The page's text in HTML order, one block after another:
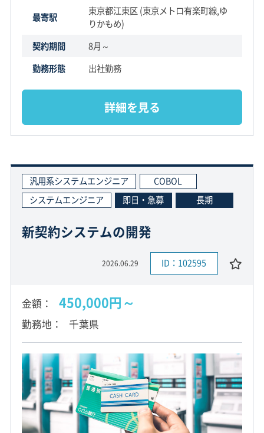
最寄駅
東京都江東区 (東京メトロ有楽町線,ゆ
りかもめ)
契約期間
8月～
勤務形態
出社勤務
詳細を見る
汎用系システムエンジニア
COBOL
システムエンジニア
即日・急募 長期
新契約システムの開発
2026.06.29 ID：102595
金額 450,000円～
勤務地 千葉県